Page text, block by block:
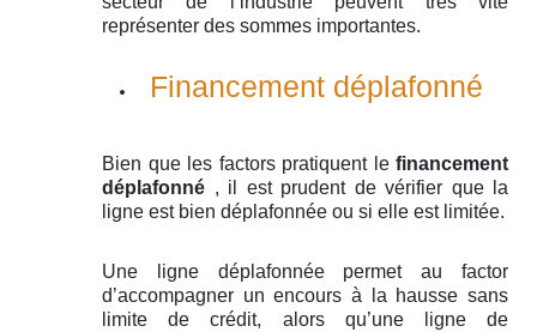
représenter des sommes importantes.
Financement déplafonné
Bien que les factors pratiquent le financement
déplafonné , il est prudent de vérifier que la
ligne est bien déplafonnée ou si elle est limitée.
Une ligne déplafonnée permet au factor
d’accompagner un encours à la hausse sans
limite de crédit, alors qu’une ligne de